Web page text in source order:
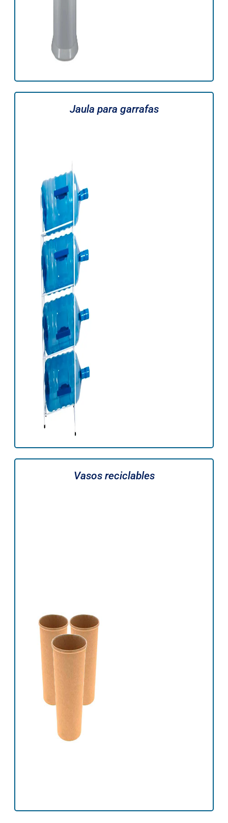
Jaula para garrafas
Vasos reciclables